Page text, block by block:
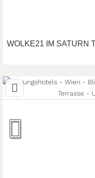
WOLKE21 IM SATURN
Art der Location:
Tagungsstätte
Seminarteilnehmer: